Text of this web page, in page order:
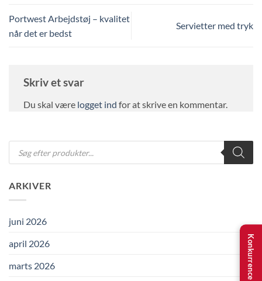
Portwest Arbejdstøj – kvalitet
når det er bedst
Servietter med tryk
Skriv et svar
Du skal være logget ind for at skrive en kommentar.
Products
search
ARKIVER
juni 2026
april 2026
marts 2026
Konkurrence